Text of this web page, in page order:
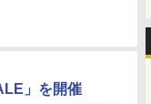
」を開催